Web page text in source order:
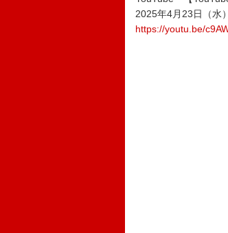
2025年4月23日（水
https://youtu.be/